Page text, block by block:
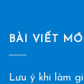
BÀI VIẾT MỚI
Lưu ý khi làm